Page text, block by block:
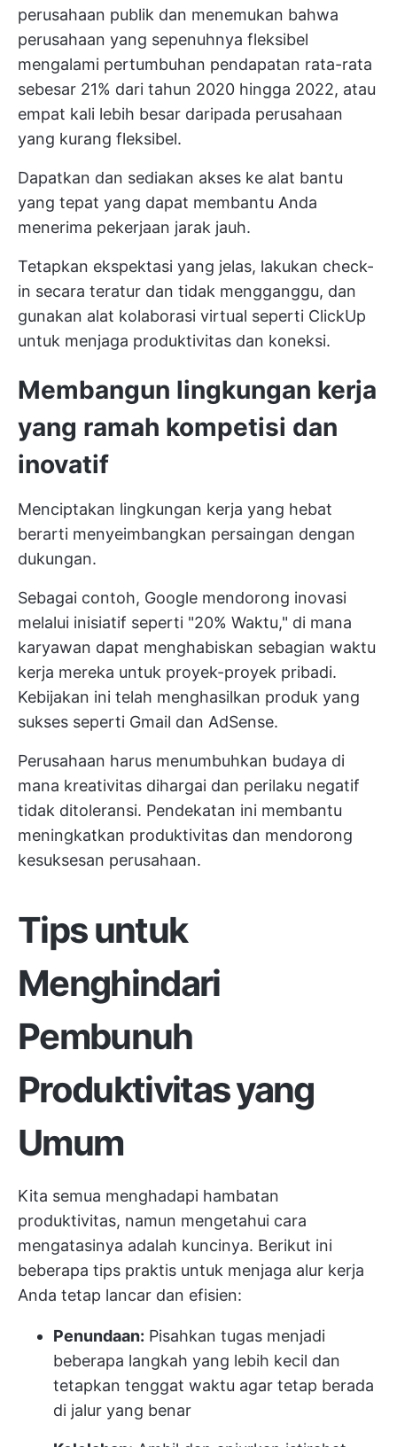
perusahaan publik dan menemukan bahwa
perusahaan yang sepenuhnya fleksibel
mengalami pertumbuhan pendapatan rata-rata
sebesar 21% dari tahun 2020 hingga 2022, atau
empat kali lebih besar daripada perusahaan
yang kurang fleksibel.
Dapatkan dan sediakan akses ke alat bantu
yang tepat yang dapat membantu Anda
menerima pekerjaan jarak jauh.
Tetapkan ekspektasi yang jelas, lakukan check-
in secara teratur dan tidak mengganggu, dan
gunakan alat kolaborasi virtual seperti ClickUp
untuk menjaga produktivitas dan koneksi.
Membangun lingkungan kerja
yang ramah kompetisi dan
inovatif
Menciptakan lingkungan kerja yang hebat
berarti menyeimbangkan persaingan dengan
dukungan.
Sebagai contoh, Google mendorong inovasi
melalui inisiatif seperti "20% Waktu," di mana
karyawan dapat menghabiskan sebagian waktu
kerja mereka untuk proyek-proyek pribadi.
Kebijakan ini telah menghasilkan produk yang
sukses seperti Gmail dan AdSense.
Perusahaan harus menumbuhkan budaya di
mana kreativitas dihargai dan perilaku negatif
tidak ditoleransi. Pendekatan ini membantu
meningkatkan produktivitas dan mendorong
kesuksesan perusahaan.
Tips untuk
Menghindari
Pembunuh
Produktivitas yang
Umum
Kita semua menghadapi hambatan
produktivitas, namun mengetahui cara
mengatasinya adalah kuncinya. Berikut ini
beberapa tips praktis untuk menjaga alur kerja
Anda tetap lancar dan efisien:
Penundaan: Pisahkan tugas menjadi
beberapa langkah yang lebih kecil dan
tetapkan tenggat waktu agar tetap berada
di jalur yang benar